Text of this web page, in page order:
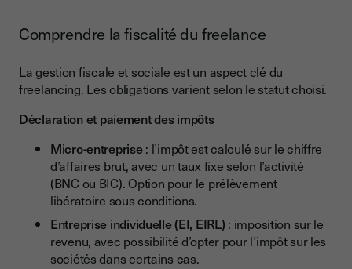
Comprendre la fiscalité du freelance
La gestion fiscale et sociale est un aspect clé du
freelancing. Les obligations varient selon le statut choisi.
Déclaration et paiement des impôts
Micro-entreprise: l’impôt est calculé sur le chiffre
d’affaires brut, avec un taux fixe selon l’activité
(BNC ou BIC). Option pour le prélèvement
libératoire sous conditions.
Entreprise individuelle (EI, EIRL) : imposition sur le
revenu, avec possibilité d’opter pour l’impôt sur les
sociétés dans certains cas.